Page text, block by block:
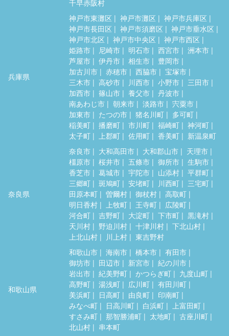
千早赤阪村
兵庫県
神戸市東灘区 神戸市灘区
神戸市兵庫区
神戸市長田区
神戸市須磨区
神戸市垂水区
神戸市北区
神戸市中央区
神戸市西区
姫路市
尼崎市 明石市 西宮市
洲本市
芦屋市
伊丹市 相生市
豊岡市
加古川市
赤穂市 西脇市
宝塚市
三木市
高砂市 川西市 小野市
三田市
加西市
篠山市 養父市
丹波市
南あわじ市
朝来市 淡路市
宍粟市
加東市
たつの市 猪名川町
多可町
稲美町
播磨町 市川町 福崎町
神河町
太子町
上郡町 佐用町 香美町 新温泉町
奈良県
奈良市 大和高田市 大和郡山市
天理市
橿原市
桜井市 五條市 御所市
生駒市
香芝市
葛城市 宇陀市 山添村
平群町
三郷町
斑鳩町 安堵町 川西町
三宅町
田原本町
曽爾村 御杖村
高取町
明日香村
上牧町 王寺町
広陵町
河合町
吉野町 大淀町 下市町
黒滝村
天川村
野迫川村 十津川村
下北山村
上北山村
川上村 東吉野村
和歌山県
和歌山市 海南市 橋本市
有田市
御坊市
田辺市 新宮市
紀の川市
岩出市
紀美野町 かつらぎ町
九度山町
高野町
湯浅町 広川町
有田川町
美浜町
日高町 由良町
印南町
みなべ町
日高川町 白浜町
上富田町
すさみ町
那智勝浦町 太地町
古座川町
北山村
串本町